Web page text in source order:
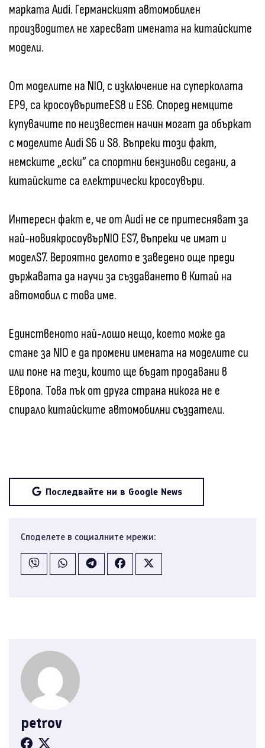
марката Audi. Германският автомобилен
производител не харесват имената на китайските
модели.
От моделите на NIO, с изключение на суперколата
EP9, са кросоувъритеES8 и ES6. Според немците
купувачите по неизвестен начин могат да объркат
с моделите Audi S6 и S8. Въпреки този факт,
немските „ески” са спортни бензинови седани, а
китайските са електрически кросоувъри.
Интересн факт е, че от Audi не се притесняват за
най-новиякросоувърNIO ES7, въпреки че имат и
моделS7. Вероятно делото е заведено още преди
държавата да научи за създаването в Китай на
автомобил с това име.
Единственото най-лошо нещо, което може да
стане за NIO е да промени имената на моделите си
или поне на тези, които ще бъдат продавани в
Европа. Това пък от друга страна никога не е
спирало китайските автомобилни създатели.
Последвайте ни в Google News
Споделете в социалните мрежи:
petrov